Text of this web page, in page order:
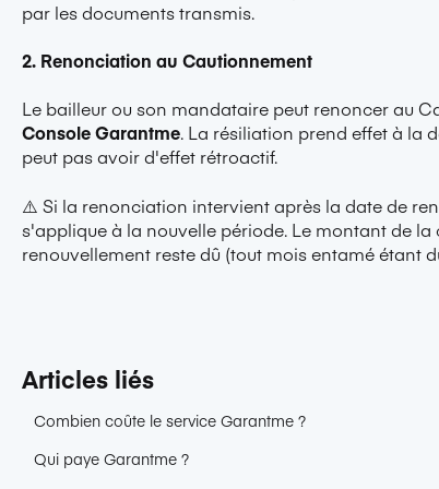
par les documents transmis.
2. Renonciation au Cautionnement
Le bailleur ou son mandataire peut renoncer au
Console Garantme. La résiliation prend effet à la
peut pas avoir d'effet rétroactif.
⚠️ Si la renonciation intervient après la date de
s'applique à la nouvelle période. Le montant de
renouvellement reste dû (tout mois entamé étant
Articles liés
Combien coûte le service Garantme ?
Qui paye Garantme ?